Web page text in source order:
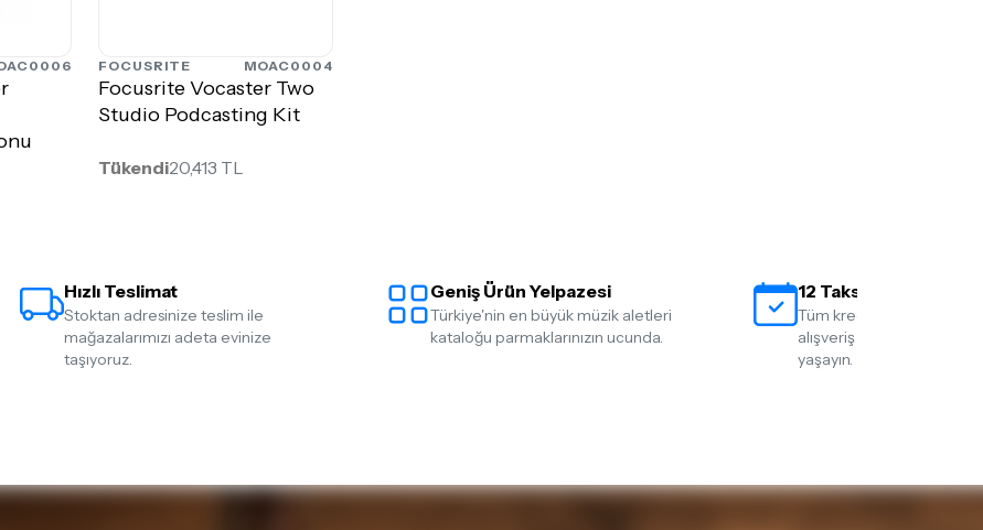
FOCUSRITE MOAC0004
Focusrite Vocaster Two
Studio Podcasting Kit
Tükendi20,413 TL
Hızlı Teslimat
Stoktan adresinize teslim ile
mağazalarımızı adeta evinize
taşıyoruz.
Geniş Ürün Yelpazesi
Türkiye'nin en büyük müzik aletleri
kataloğu parmaklarınızın ucunda.
12 Taksit İmkanı
Tüm kredi kartlarına 12
alışveriş yapmanın
yaşayın.